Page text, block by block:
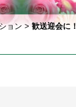
ョン > 歓送迎会に！